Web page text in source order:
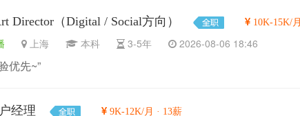
Director（Digital / Social方向） 10K-15K/月
上海 本科 3-5年 2026-08-06 18:46
优先~”
经理 9K-12K/月 · 13薪